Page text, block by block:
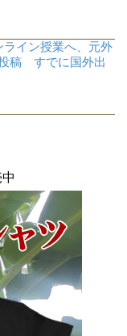
ライン授業へ、元外
稿 すでに国外出